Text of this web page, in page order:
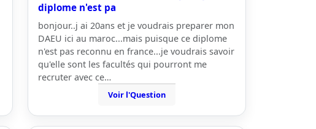
diplome n'est pa
bonjour..j ai 20ans et je voudrais preparer mon
DAEU ici au maroc...mais puisque ce diplome
n'est pas reconnu en france...je voudrais savoir
qu'elle sont les facultés qui pourront me
recruter avec ce…
Voir l'Question